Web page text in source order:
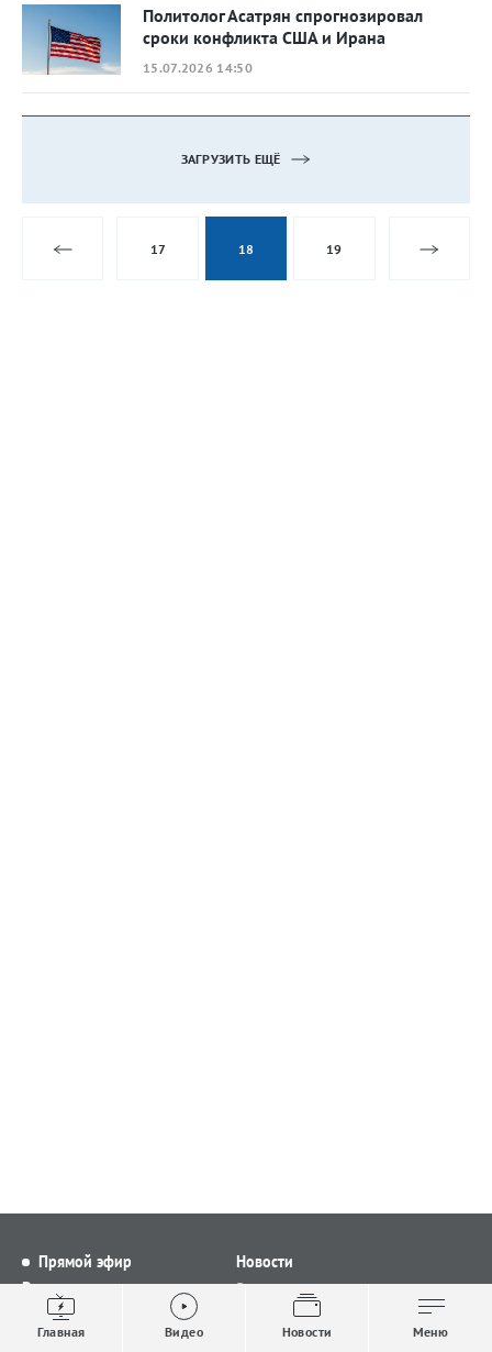
Политолог Асатрян спрогнозировал
сроки конфликта США и Ирана
15.07.2026 14:50
ЗАГРУЗИТЬ ЕЩЁ
17 18 19
Прямой эфир
Видео
Выпуски новостей
Проекты
Новости
Все новости
Общество
Строительство и ЖКХ
Главная Видео Новости Меню